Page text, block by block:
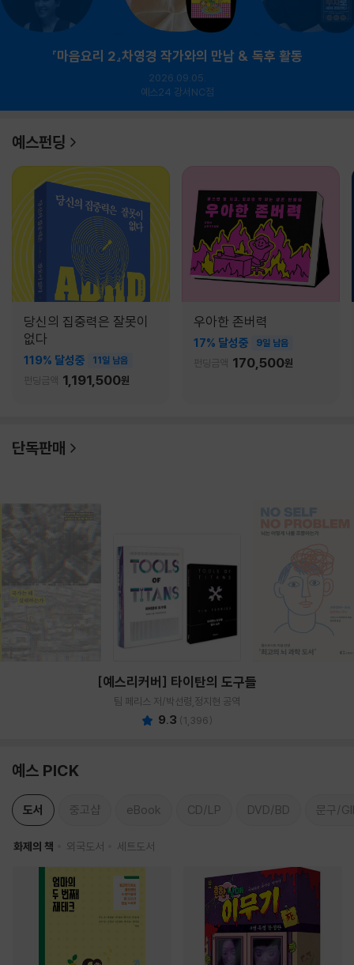
『마음요리 2』차영경 작가와의 만남 & 독후 활동
2026.09.05.
예스24 강서NC점
예스펀딩
당신의 집중력은 잘못이
없다
119% 달성중 11일 남음
펀딩금액 1,191,500원
우아한 존버력
17% 달성중 9일 남음
펀딩금액 170,500원
단독판매
[예스리커버] 타이탄의 도구들
팀 페리스 저/박선령,정지현 공역
9.3 (1,396)
예스 PICK
도서 중고샵 eBook CD/LP DVD/BD 문구/
화제의 책 외국도서 세트도서